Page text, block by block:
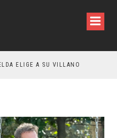
ELIGE A SU VILLANO